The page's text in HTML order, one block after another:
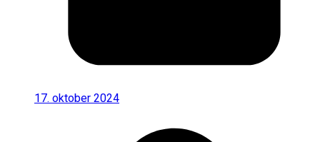
17. oktober 2024